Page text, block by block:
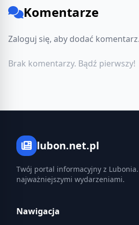
Komentarze
Zaloguj się, aby dodać komentarz.
Brak komentarzy. Bądź pierwszy!
lubon.net.pl
Twój portal informacyjny z
najważniejszymi wydarzeniami.
Nawigacja